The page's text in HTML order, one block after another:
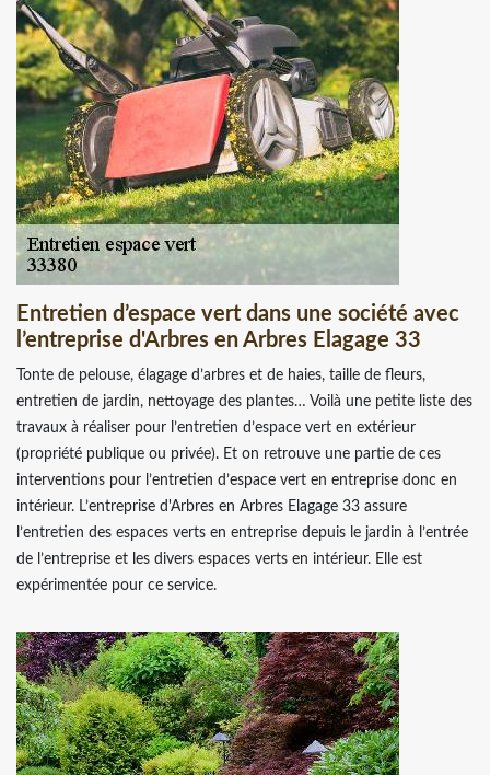
Entretien d’espace vert dans une société avec
l’entreprise d'Arbres en Arbres Elagage 33
Tonte de pelouse, élagage d’arbres et de haies, taille de fleurs,
entretien de jardin, nettoyage des plantes… Voilà une petite liste des
travaux à réaliser pour l’entretien d’espace vert en extérieur
(propriété publique ou privée). Et on retrouve une partie de ces
interventions pour l’entretien d’espace vert en entreprise donc en
intérieur. L’entreprise d'Arbres en Arbres Elagage 33 assure
l’entretien des espaces verts en entreprise depuis le jardin à l’entrée
de l’entreprise et les divers espaces verts en intérieur. Elle est
expérimentée pour ce service.